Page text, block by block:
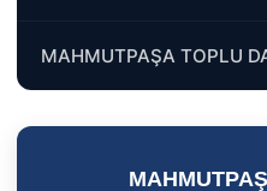
MAHMUTPAŞA TOPLU